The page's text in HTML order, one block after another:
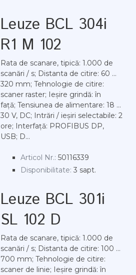
Leuze BCL 304i
R1 M 102
Rata de scanare, tipică: 1.000 de
scanări / s; Distanta de citire: 60 ...
320 mm; Tehnologie de citire:
scaner raster; Ieșire grindă: în
față; Tensiunea de alimentare: 18 ...
30 V, DC; Intrări / ieșiri selectabile: 2
ore; Interfață: PROFIBUS DP,
USB; D...
Articol Nr.: 50116339
Disponibilitate: 3 sapt.
Leuze BCL 301i
SL 102 D
Rata de scanare, tipică: 1.000 de
scanări / s; Distanta de citire: 100 ...
700 mm; Tehnologie de citire:
scaner de linie; Ieșire grindă: în